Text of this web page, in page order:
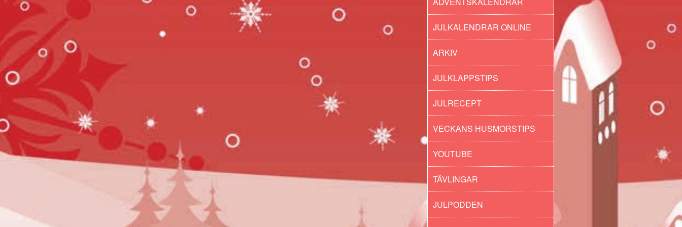
JULKALENDRAR ONLINE
ARKIV
JULKLAPPSTIPS
JULRECEPT
VECKANS HUSMORSTIPS
YOUTUBE
TÄVLINGAR
JULPODDEN